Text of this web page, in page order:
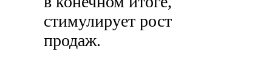
стимулирует рост
продаж.